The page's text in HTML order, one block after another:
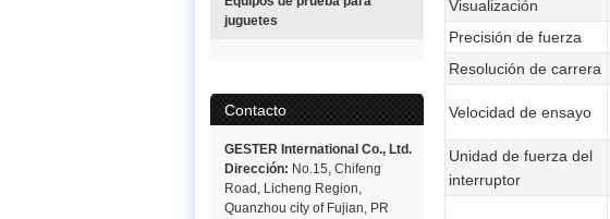
juguetes
Contacto
GESTER International Co., Ltd.
Dirección: No.15, Chifeng
Road, Licheng Region,
Quanzhou city of Fujian, PR
Visualización
Precisión de fuerza
Resolución de carrera
Velocidad de ensayo
Unidad de fuerza del
interruptor